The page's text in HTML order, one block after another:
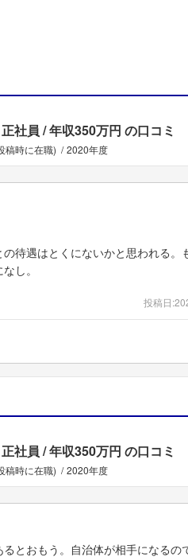
正社員 年収350万円 の口コミ
稿時に在職) 2020年度
待遇はとくにないかと思われる。
し。
投稿日:
正社員 年収350万円 の口コミ
稿時に在職) 2020年度
とおもう。自治体が相手になる